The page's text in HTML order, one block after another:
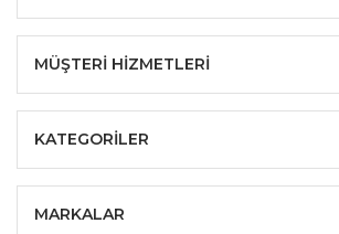
MÜŞTERİ HİZMETLERİ
KATEGORİLER
MARKALAR